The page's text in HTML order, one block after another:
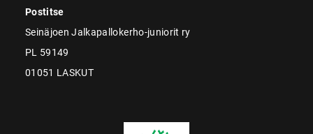
Postitse
Seinäjoen Jalkapallokerho-juniorit ry
PL 59149
01051 LASKUT